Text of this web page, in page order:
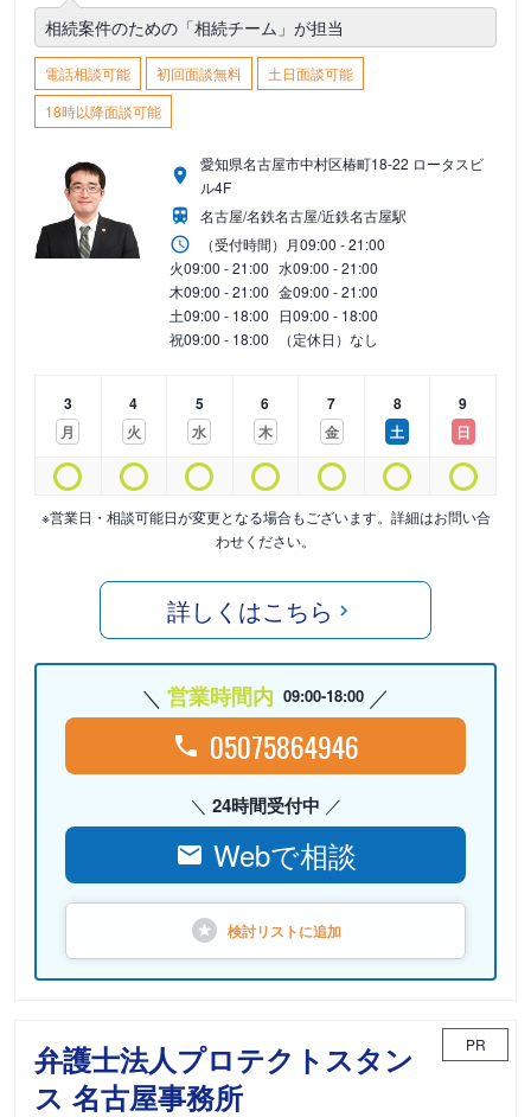
相続案件のための「相続チーム」が担当
電話相談可能 初回面談無料
土日面談可能
18時以降面談可能
愛知県名古屋市中村区椿町18-22 ロータスビ
ル4F
名古屋/名鉄名古屋/近鉄名古屋駅
（受付時間） 月09:00 - 21:00
火09:00 - 21:00 水09:00 - 21:00
木09:00 - 21:00 金09:00 - 21:00
土09:00 - 18:00 日09:00 - 18:00
祝09:00 - 18:00 （定休日）なし
3
月
4
火
5
水
6
木
7
金
8
土
9
日
※営業日・相談可能日が変更となる場合もございます。詳細はお問い合
わせください。
詳しくはこちら
営業時間内 09:00-18:00
05075864946
24時間受付中
Webで相談
検討リストに追加
弁護士法人プロテクトスタン
ス 名古屋事務所
PR